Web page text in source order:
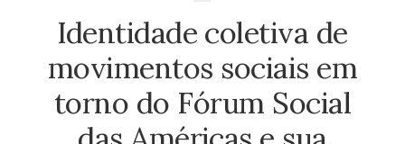
Identidade coletiva de
movimentos sociais em
torno do Fórum Social